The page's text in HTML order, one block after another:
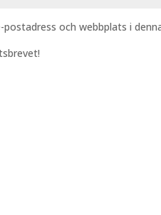
och webbplats i